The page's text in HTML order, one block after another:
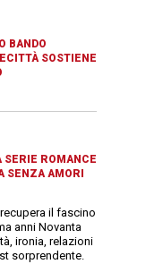
BANDO
SOSTIENE
SERIE ROMANCE
SENZA AMORI
il fascino
anni Novanta
ironia, relazioni
sorprendente.